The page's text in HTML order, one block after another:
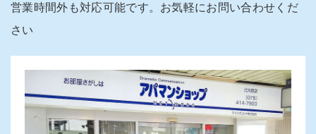
営業時間外も対応可能です。お気軽にお問い合わせくだ
さい